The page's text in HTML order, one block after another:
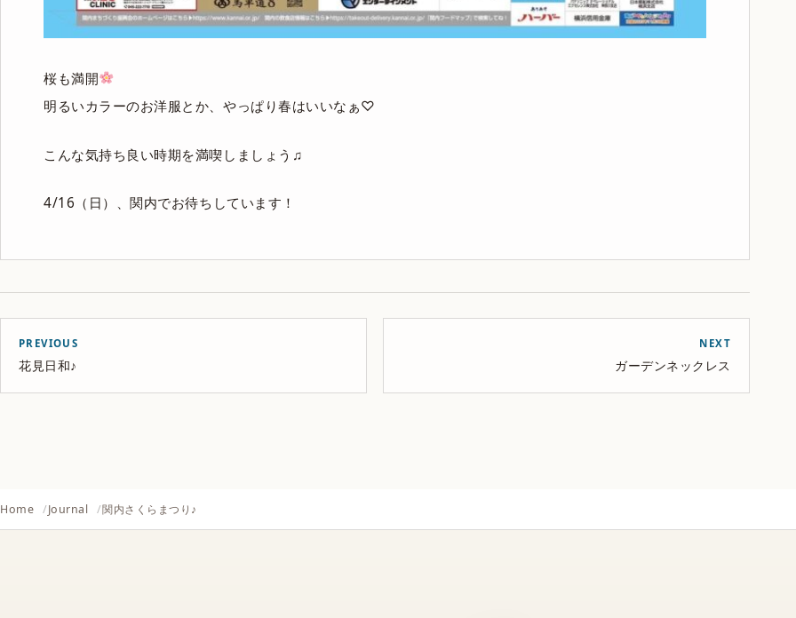
桜も満開
明るいカラーのお洋服とか、やっぱり春はいいなぁ♡
こんな気持ち良い時期を満喫しましょう♫
4/16（日）、関内でお待ちしています！
PREVIOUS
花見日和♪
NEXT
ガーデンネックレス
Home Journal 関内さくらまつり♪